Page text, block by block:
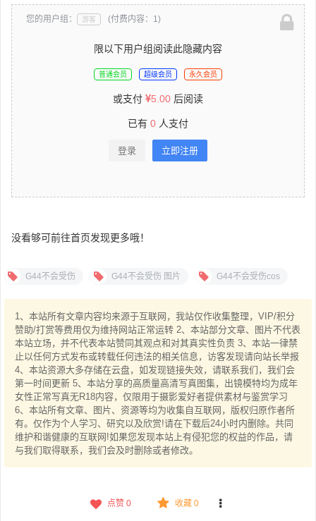
您的用户组： 游客 (付费内容：1)
限以下用户组阅读此隐藏内容
普通会员 超级会员 永久会员
或支付 5.00 后阅读
已有 0 人支付
登录 立即注册
没看够可前往首页发现更多哦！
G44不会受伤 G44不会受伤 图片 G44不会受伤cos
1、本站所有文章内容均来源于互联网，我站仅作收集整理，VIP/积分
赞助/打赏等费用仅为维持网站正常运转 2、本站部分文章、图片不代表
本站立场，并不代表本站赞同其观点和对其真实性负责 3、本站一律禁
止以任何方式发布或转载任何违法的相关信息，访客发现请向站长举报
4、本站资源大多存储在云盘，如发现链接失效，请联系我们，我们会
第一时间更新 5、本站分享的高质量高清写真图集，出镜模特均为成年
女性正常写真无R18内容，仅限用于摄影爱好者提供素材与鉴赏学习
6、本站所有文章、图片、资源等均为收集自互联网，版权归原作者所
有。仅作为个人学习、研究以及欣赏!请在下载后24小时内删除。共同
维护和谐健康的互联网!如果您发现本站上有侵犯您的权益的作品，请
与我们取得联系，我们会及时删除或者修改。
点赞 0 收藏 0